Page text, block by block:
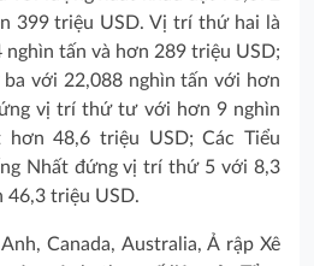
399 triệu USD. Vị trí thứ hai là
nghìn tấn và hơn 289 triệu USD;
với 22,088 nghìn tấn với hơn
vị trí thứ tư với hơn 9 nghìn
48,6 triệu USD; Các Tiểu
Nhất đứng vị trí thứ 5 với 8,3
46,3 triệu USD.
Canada, Australia, Ả rập Xê